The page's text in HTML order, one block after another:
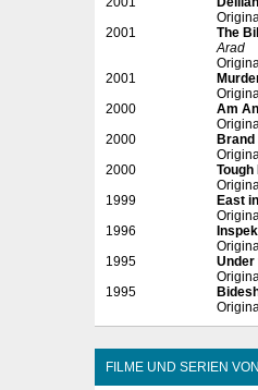
2001
The
Arad
2001
2000
Am
2000
Brand
2000
Tough
1999
East
1996
1995
Under
1995
FILME UND SERIEN